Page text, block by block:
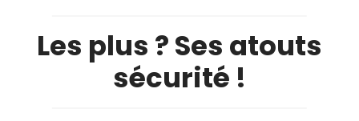
Les plus ? Ses atouts
sécurité !